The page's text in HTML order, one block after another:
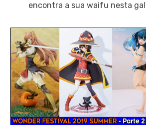
encontra a sua waifu nesta